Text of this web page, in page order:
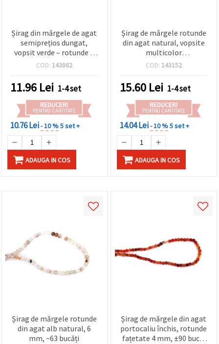
Șirag din mărgele de agat
semiprețios dungat,
vopsit verde – rotunde 6
mm, ~65 bucăți, pentru
atrăgătoare
COD: 143862
11.96 Lei 1-4 set
REDUCERI
PENTRU CANTITATE
10.76 Lei- 10 %5 set +
ADAUGA IN COS
Șirag de mărgele rotunde
din agat natural, vopsite
multicolor
(galben/verde), 6 mm ~ 63
COD: 143152
15.60 Lei 1-4 set
REDUCERI
PENTRU CANTITATE
14.04 Lei- 10 %5 set +
ADAUGA IN COS
Șirag de mărgele rotunde
din agat alb natural, 6
mm, ~63 bucăți
Șirag de mărgele din agat
portocaliu închis, rotunde
fațetate 4 mm, ±90 buc –